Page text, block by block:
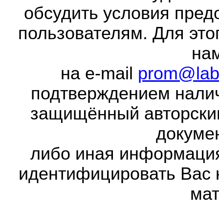
обсудить условия
пользователям. Для
на e-mail
подтверждением
защищённый
либо иная
идентифицировать Вас